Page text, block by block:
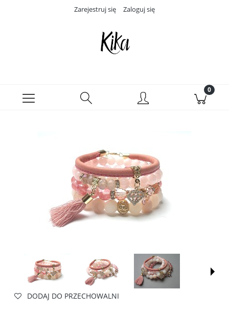
Zarejestruj się Zaloguj się
DODAJ DO PRZECHOWALNI